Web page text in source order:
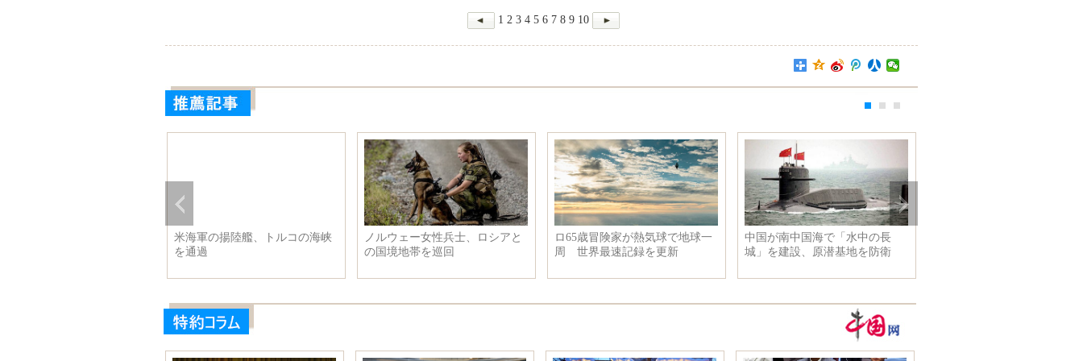
1 2 3 4 5 6 7 8 9 10
米海軍の揚陸艦、トルコの海峡
を通過
ノルウェー女性兵士、ロシアと
の国境地帯を巡回
ロ65歳冒険家が熱気球で地球一
周 世界最速記録を更新
中国が南中国海で「水中の長
城」を建設、原潜基地を防衛